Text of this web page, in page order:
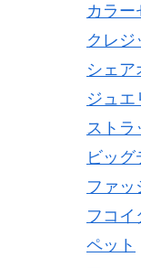
カラー
クレジ
シェア
ジュエ
ストラ
ビッグ
ファッ
フコイ
ペット